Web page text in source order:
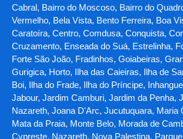
Cabral, Bairro do Moscoso, Bairro do
Vermelho, Bela Vista, Bento Ferreira, Boa
Caratoíra, Centro, Comdusa, Conquista,
Cruzamento, Enseada do Suá, Estrelinha,
Forte São João, Fradinhos, Goiabeiras,
Gurigica, Horto, Ilha das Caieiras, Ilha de
Boi, Ilha do Frade, Ilha do Príncipe,
Jabour, Jardim Camburi, Jardim da Penha,
Nazareth, Joana D'Arc, Jucutuquara, Maria
Mata da Praia, Monte Belo, Morada de
Cypreste, Nazareth, Nova Palestina,